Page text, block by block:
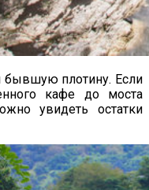
бывшую плотину. Если
кафе до моста
увидеть остатки